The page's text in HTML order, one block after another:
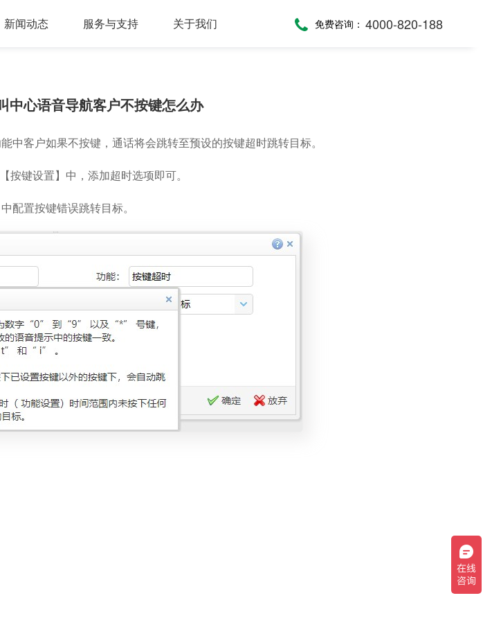
新闻动态 服务与支持 关于我们 免费咨询： 4000-820-188
中心语音导航客户不按键怎么办
中客户如果不按键，通话将会跳转至预设的按键超时跳转目标。
按键设置】中，添加超时选项即可。
配置按键错误跳转目标。